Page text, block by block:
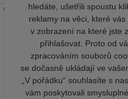
hledáte, ušetřili spoustu
reklamy na věci, které
v zobrazení na které jste
přihlašovat. Proto od
zpracováním souborů
se dočasně ukládají ve
„V pořádku“ souhlasíte s
vám poskytovali